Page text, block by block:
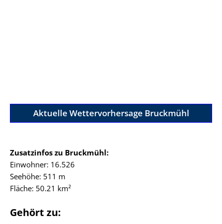
Aktuelle Wettervorhersage Bruckmühl
Zusatzinfos zu Bruckmühl:
Einwohner: 16.526
Seehöhe: 511 m
Fläche: 50.21 km²
Gehört zu: